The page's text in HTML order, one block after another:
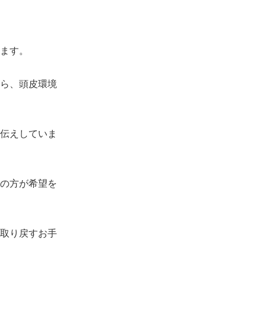
す。
、頭皮環境
えしていま
方が希望を
り戻すお手